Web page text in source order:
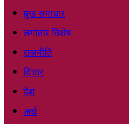
प्रमुख समाचार
लगातार विशेष
राजनीति
विचार
देश
अर्थ